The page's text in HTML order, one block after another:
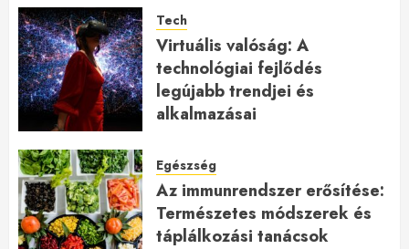
Tech
Virtuális valóság: A
technológiai fejlődés
legújabb trendjei és
alkalmazásai
Egészség
Az immunrendszer erősítése:
Természetes módszerek és
táplálkozási tanácsok